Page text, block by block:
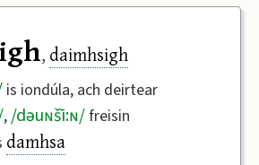
, daimhsigh
is iondúla, ach deirtear
,/dəuɴšī:ɴ/freisin
damhsa